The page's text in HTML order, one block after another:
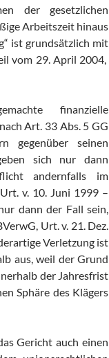
der gesetzlichen
Arbeitszeit hinaus
ist grundsätzlich mit
vom 29. April 2004,
finanzielle
Art. 33 Abs. 5 GG
gegenüber seinen
sich nur dann
andernfalls im
v. 10. Juni 1999 –
dann der Fall sein,
Urt. v. 21. Dez.
Verletzung ist
aus, weil der Grund
der Jahresfrist
Sphäre des Klägers
Gericht auch einen